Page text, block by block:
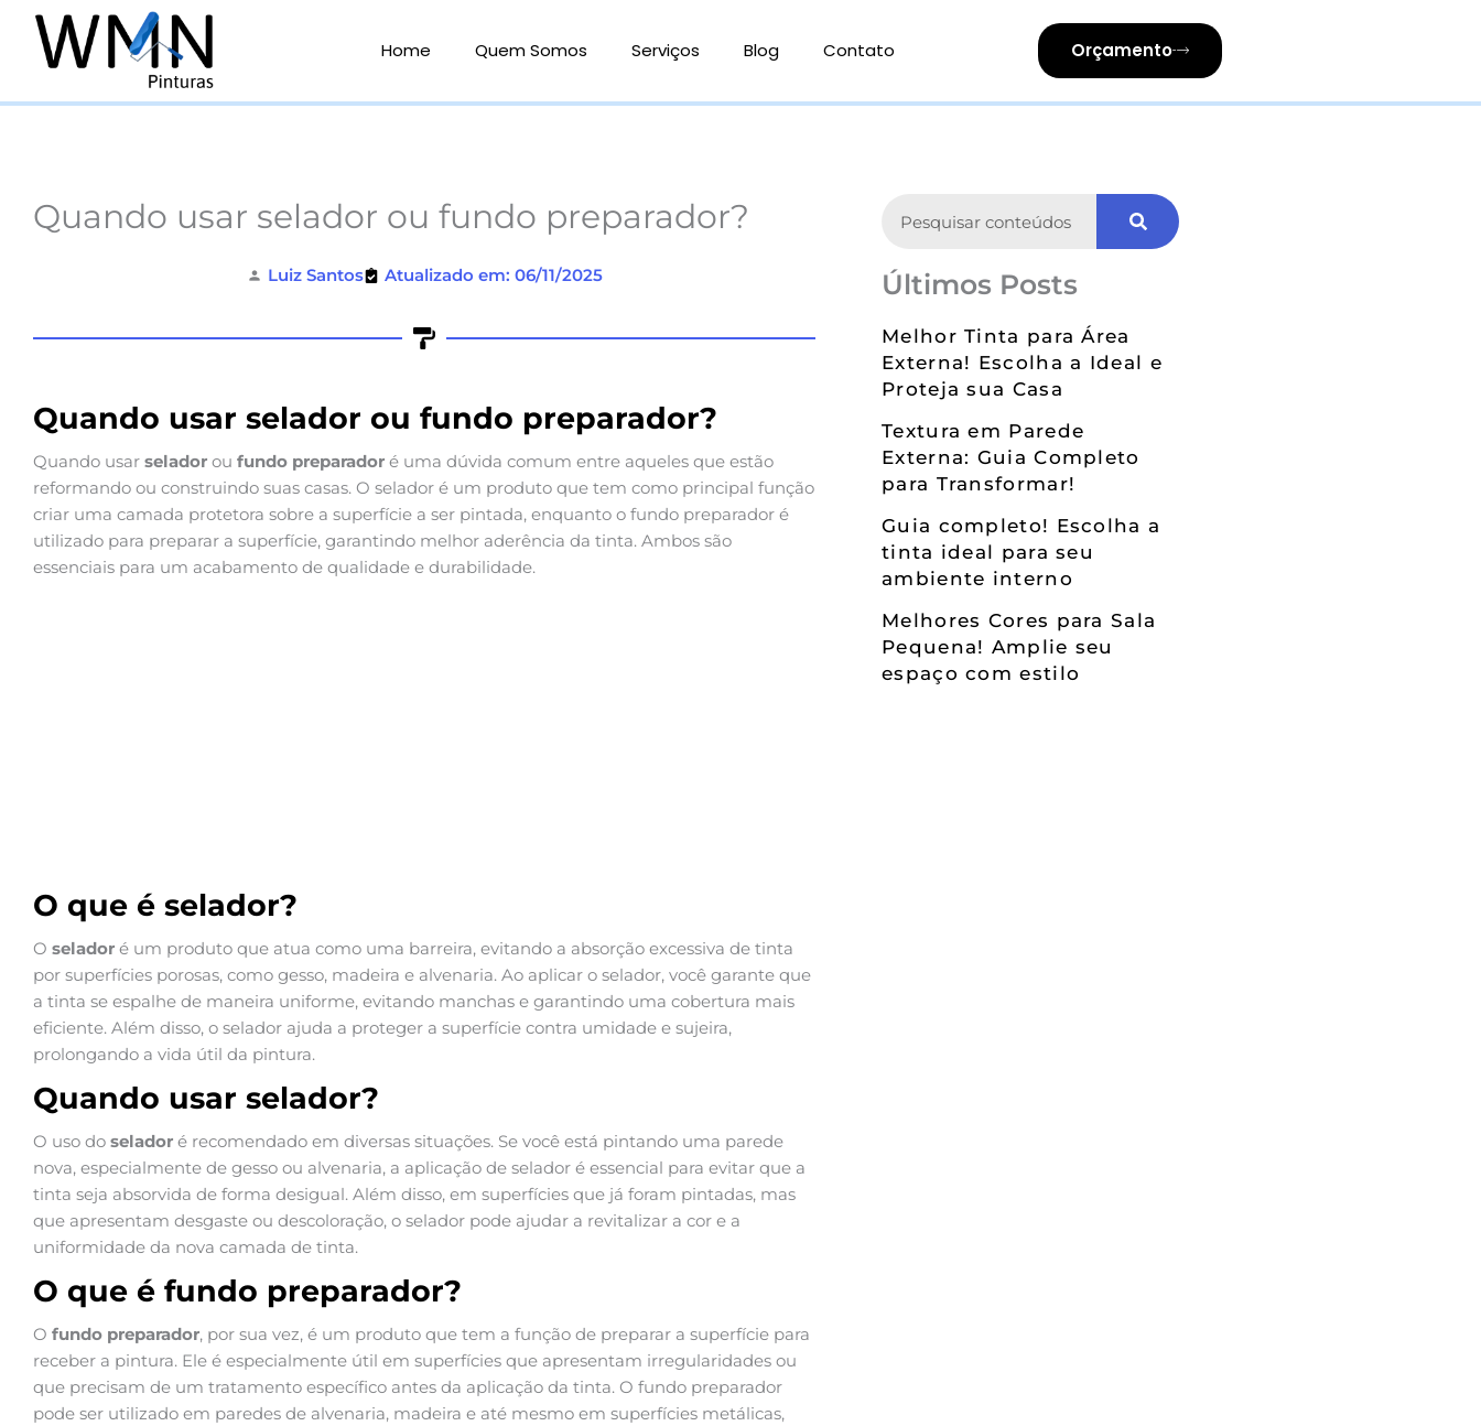
Home Quem Somos Serviços Blog Contato Orçamento
Quando usar selador ou fundo preparador?
Luiz Santos Atualizado em: 06/11/2025
Quando usar selador ou fundo preparador?
Quando usar selador ou fundo preparador é uma dúvida comum entre aqueles que estão
reformando ou construindo suas casas. O selador é um produto que tem como principal função
criar uma camada protetora sobre a superfície a ser pintada, enquanto o fundo preparador é
utilizado para preparar a superfície, garantindo melhor aderência da tinta. Ambos são
essenciais para um acabamento de qualidade e durabilidade.
O que é selador?
O selador é um produto que atua como uma barreira, evitando a absorção excessiva de tinta
por superfícies porosas, como gesso, madeira e alvenaria. Ao aplicar o selador, você garante que
a tinta se espalhe de maneira uniforme, evitando manchas e garantindo uma cobertura mais
eficiente. Além disso, o selador ajuda a proteger a superfície contra umidade e sujeira,
prolongando a vida útil da pintura.
Quando usar selador?
O uso do selador é recomendado em diversas situações. Se você está pintando uma parede
nova, especialmente de gesso ou alvenaria, a aplicação de selador é essencial para evitar que a
tinta seja absorvida de forma desigual. Além disso, em superfícies que já foram pintadas, mas
que apresentam desgaste ou descoloração, o selador pode ajudar a revitalizar a cor e a
uniformidade da nova camada de tinta.
O que é fundo preparador?
O fundo preparador, por sua vez, é um produto que tem a função de preparar a superfície para
receber a pintura. Ele é especialmente útil em superfícies que apresentam irregularidades ou
que precisam de um tratamento específico antes da aplicação da tinta. O fundo preparador
pode ser utilizado em paredes de alvenaria, madeira e até mesmo em superfícies metálicas,
Últimos Posts
Melhor Tinta para Área
Externa! Escolha a Ideal e
Proteja sua Casa
Textura em Parede
Externa: Guia Completo
para Transformar!
Guia completo! Escolha a
tinta ideal para seu
ambiente interno
Melhores Cores para Sala
Pequena! Amplie seu
espaço com estilo